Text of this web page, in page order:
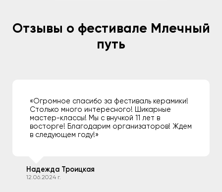
Отзывы о фестивале Млечный
путь
«Огромное спасибо за фестиваль керамики!
Столько много интересного! Шикарные
мастер-классы! Мы с внучкой 11 лет в
восторге! Благодарим организаторов! Ждем
в следующем году!»
Надежда Троицкая
12.06.2024 г.